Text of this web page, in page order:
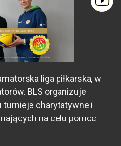
liga piłkarska, w
BLS organizuje
turnieje charytatywne i
na celu pomoc